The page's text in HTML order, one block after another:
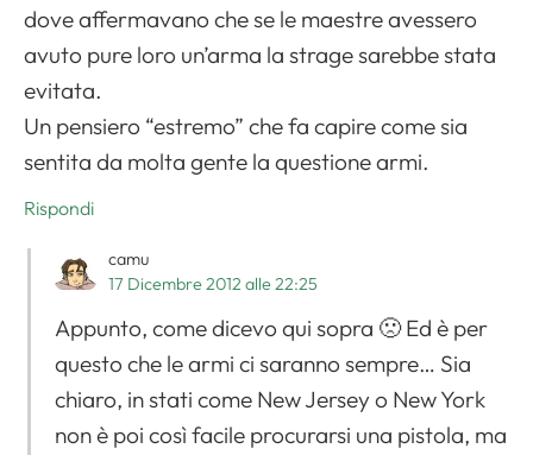
dove affermavano che se le maestre avessero
avuto pure loro un’arma la strage sarebbe stata
evitata.
Un pensiero “estremo” che fa capire come sia
sentita da molta gente la questione armi.
Rispondi
camu
17 Dicembre 2012 alle 22:25
Appunto, come dicevo qui sopra 🙁 Ed è per
questo che le armi ci saranno sempre… Sia
chiaro, in stati come New Jersey o New York
non è poi così facile procurarsi una pistola, ma